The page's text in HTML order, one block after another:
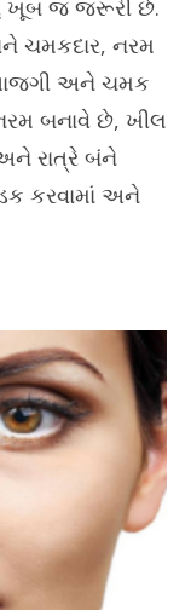
ખૂબ જ જરૂરી છે.
ચમકદાર, નરમ
અને ચમક
બનાવે છે, ખીલ
રાત્રે બંને
કરવામાં અને